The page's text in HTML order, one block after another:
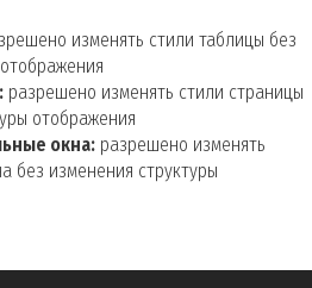
изменять стили таблицы без
разрешено изменять стили страницы
отображения
окна: разрешено изменять
без изменения структуры